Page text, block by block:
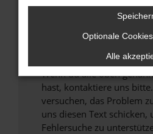
Sicherheitsrisiko, sondern
unterstützt werden.
Wende dich an den
Wenn du alle oben
hast, kontaktiere uns
versuchen, das Problem
uns diesen Text schicken,
Fehlersuche zu
Optionale
Alle